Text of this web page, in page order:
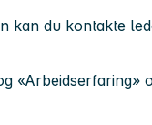
kan du kontakte
«Arbeidserfaring»